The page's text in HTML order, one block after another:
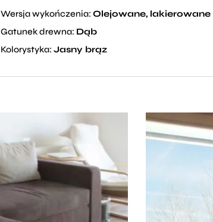
Wersja wykończenia: Olejowane, lakierowane
Gatunek drewna: Dąb
Kolorystyka: Jasny brąz